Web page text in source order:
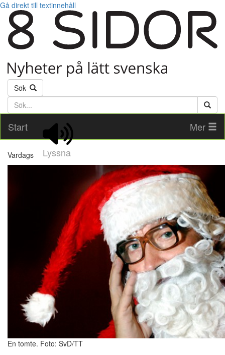
Gå direkt till textinnehåll
Sök
Söktext
Start
Lyssna
Mer
Vardags
En tomte. Foto: SvD/TT